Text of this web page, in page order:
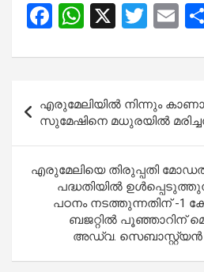
F
ce
o
o
k
W
at
s
A
p
p
X
T
tt
E
ail
navigation
എരുമേലിയിൽ നിന്നും
സുമേഷിനെ മധുരയിൽ
എരുമേലിയെ തിരുപ്പതി
പദ്ധതിയിൽ
പഠനം നടത്തുന്നതിന് -1
ബജറ്റിൽ പൂഞ്ഞാറിന്
അഡ്വ.